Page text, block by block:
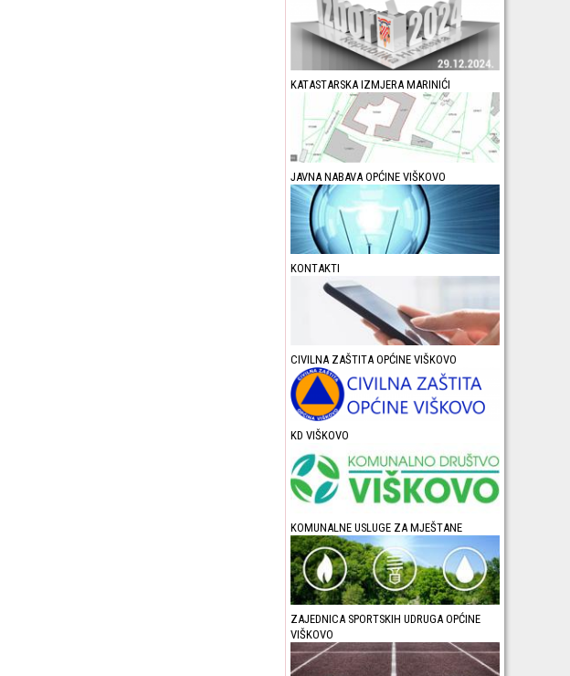
KATASTARSKA IZMJERA MARINIĆI
JAVNA NABAVA OPĆINE VIŠKOVO
KONTAKTI
CIVILNA ZAŠTITA OPĆINE VIŠKOVO
KD VIŠKOVO
KOMUNALNE USLUGE ZA MJEŠTANE
ZAJEDNICA SPORTSKIH UDRUGA OPĆINE
VIŠKOVO